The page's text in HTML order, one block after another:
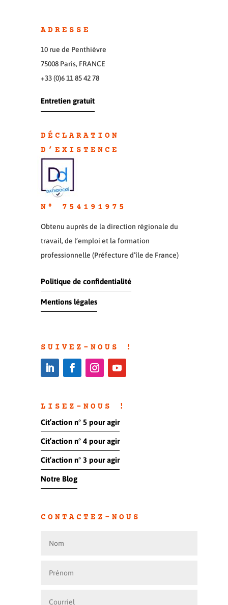
ADRESSE
10 rue de Penthièvre
75008 Paris, FRANCE
+33 (0)6 11 85 42 78
Entretien gratuit
DÉCLARATION
D’EXISTENC E
N° 754191975
Obtenu auprès de la direction régionale du
travail, de l’emploi et la formation
professionnelle (Préfecture d’île de France)
Politique de confidentialité
Mentions légales
SUIVEZ-NOUS !
LISEZ-NOUS !
Cit’action n° 5 pour agir
Cit’action n° 4 pour agir
Cit’action n° 3 pour agir
Notre Blog
CONTACTEZ-NOUS